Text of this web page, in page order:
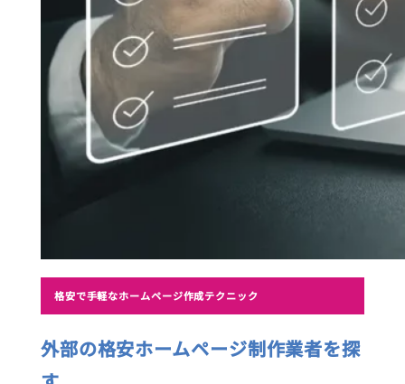
格安で手軽なホームページ作成テクニック
外部の格安ホームページ制作業者を探